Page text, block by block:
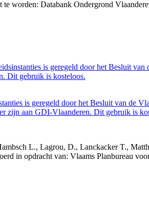
worden: Databank Ondergrond
is geregeld door het Besluit
Dit gebruik is kosteloos.
is geregeld door het Besluit van de
zijn aan GDI-Vlaanderen. Dit gebruik is
L., Lagrou, D., Lanckacker T.,
in opdracht van: Vlaams Planbureau